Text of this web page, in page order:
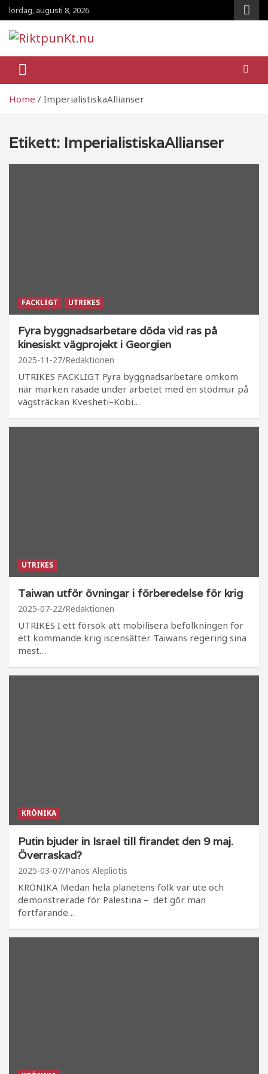
Skip
to
content
lördag, augusti 8, 2026
RiktpunKt.nu
Home ImperialistiskaAllianser
Etikett: ImperialistiskaAllianser
FACKLIGT UTRIKES
Fyra byggnadsarbetare döda vid ras på
kinesiskt vägprojekt i Georgien
2025-11-27 Redaktionen
UTRIKES FACKLIGT Fyra byggnadsarbetare omkom
när marken rasade under arbetet med en stödmur på
vägsträckan Kvesheti–Kobi…
UTRIKES
Taiwan utför övningar i förberedelse för krig
2025-07-22 Redaktionen
UTRIKES I ett försök att mobilisera befolkningen för
ett kommande krig iscensätter Taiwans regering sina
mest…
KRÖNIKA
Putin bjuder in Israel till firandet den 9 maj.
Överraskad?
2025-03-07 Panos Alepliotis
KRÖNIKA Medan hela planetens folk var ute och
demonstrerade för Palestina – det gör man
fortfarande…